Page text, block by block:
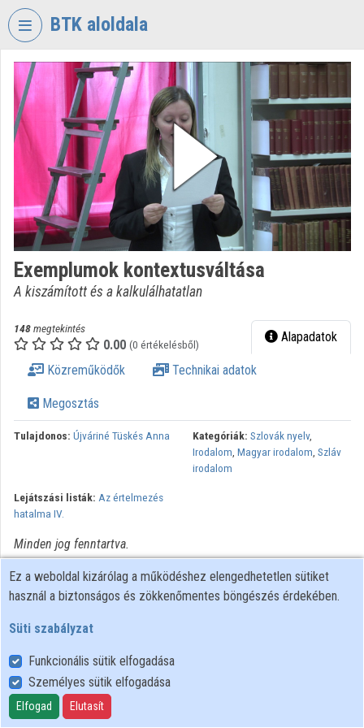
Fejléc kihagyása
BTK aloldala
VIDEOTORIUM
BÖLCSÉSZETTUDOMÁNYI
KUTATÓKÖZPONT
Intézményi kezdőlap
Bejelentkezés
Intézményi felfedezés
Kategóriák
Intézmények
Közreműködők
Exemplumok kontextusváltása
A kiszámított és a kalkulálhatatlan
148megtekintés
0.00 (0 értékelésből) Alapadatok
Közreműködők Technikai adatok
Megosztás
Tulajdonos: Újváriné Tüskés Anna Kategóriák: Szlovák nyelv,
Irodalom, Magyar irodalom, Szláv
irodalom
Lejátszási listák: Az értelmezés
hatalma IV.
Minden jog fenntartva.
Felhasználói szabályzat
Adatkezelési tájékoztató
Süti szabályzat
Ez a weboldal kizárólag a működéshez elengedhetetlen sütiket
használ a biztonságos és zökkenőmentes böngészés érdekében.
Süti szabályzat
Funkcionális sütik elfogadása
Személyes sütik elfogadása
Elfogad Elutasít